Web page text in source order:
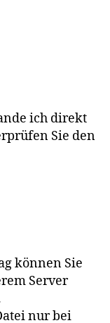
ich direkt
Sie den
können Sie
Server
nur bei